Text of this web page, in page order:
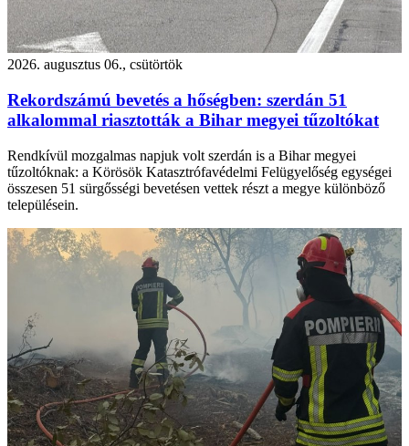
2026. augusztus 06., csütörtök
Rekordszámú bevetés a hőségben: szerdán 51
alkalommal riasztották a Bihar megyei tűzoltókat
Rendkívül mozgalmas napjuk volt szerdán is a Bihar megyei
tűzoltóknak: a Körösök Katasztrófavédelmi Felügyelőség egységei
összesen 51 sürgősségi bevetésen vettek részt a megye különböző
településein.